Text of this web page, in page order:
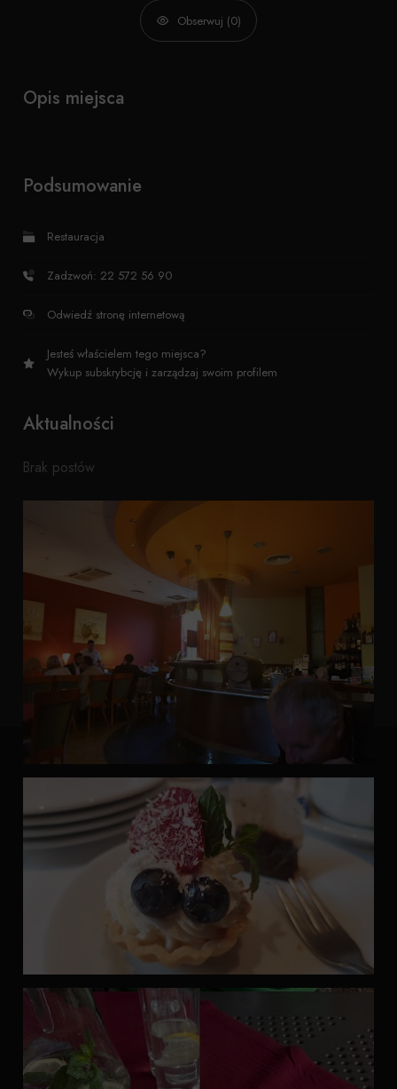
Obserwuj (0)
Opis miejsca
Podsumowanie
Restauracja
Zadzwoń: 22 572 56 90
Odwiedź stronę internetową
Jesteś właścielem tego miejsca?
Wykup subskrybcję i zarządzaj swoim profilem
Aktualności
Brak postów